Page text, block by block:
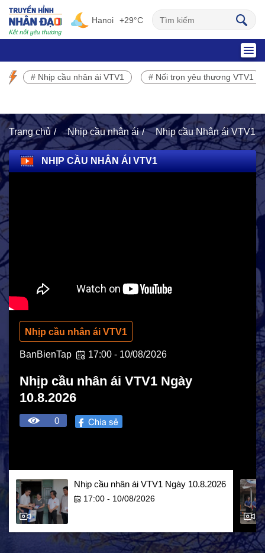
Hanoi +29°C
SỰ KIỆN NỔI BẬT
HOẠT ĐỘNG NHÂN ĐẠO
Hoạt động Chữ Thập đỏ
Hoạt động nhân đạo cả nước
# Nhịp cầu nhân ái VTV1 # Nối trọn yêu thương VTV1
Trang chủ Nhịp cầu nhân ái Nhịp cầu Nhân ái VTV1
NHỊP CẦU NHÂN ÁI VTV1
Nhịp cầu nhân ái VTV1
BanBienTap 17:00 - 10/08/2026
Nhịp cầu nhân ái VTV1 Ngày
10.8.2026
0
Nhịp cầu nhân ái VTV1 Ngày 10.8.2026
17:00 - 10/08/2026